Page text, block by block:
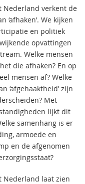
Nederland verkent de
‘afhaken’. We kijken
en politiek
opvattingen
Welke mensen
die afhaken? En op
mensen af? Welke
‘afgehaaktheid’ zijn
Met
lijkt dit
samenhang is er
armoede en
en de afgenomen
Nederland laat zien